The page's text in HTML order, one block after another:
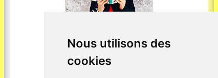
Nous utilisons des
cookies
Coworking
Rencontre avec Sandrine Tournigand
[...]